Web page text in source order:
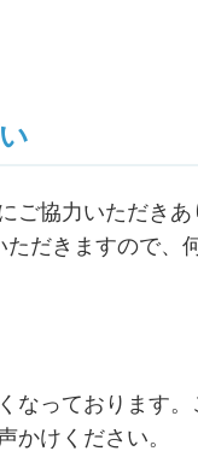
ご協力いただき
ただきますので
なっております
かけください。